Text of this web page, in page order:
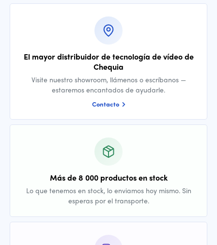
El mayor distribuidor de tecnología de vídeo de
Chequia
Visite nuestro showroom, llámenos o escríbanos —
estaremos encantados de ayudarle.
Contacto
Más de 8 000 productos en stock
Lo que tenemos en stock, lo enviamos hoy mismo. Sin
esperas por el transporte.